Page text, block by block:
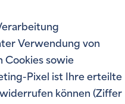
Verwendung von
Cookies sowie
Pixel ist Ihre erteilte
können (Ziffer